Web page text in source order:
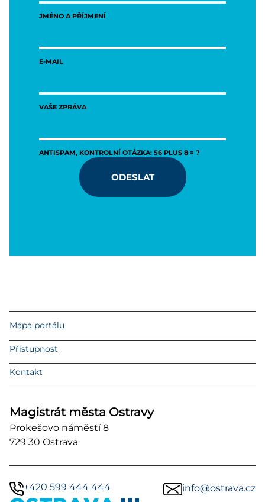
JMÉNO A PŘÍJMENÍ
E-MAIL
VAŠE ZPRÁVA
ANTISPAM, KONTROLNÍ OTÁZKA: 56 PLUS 8 = ?
ODESLAT
Mapa portálu
Přístupnost
Kontakt
Magistrát města Ostravy
Prokešovo náměstí 8
729 30 Ostrava
+420 599 444 444 info@ostrava.cz